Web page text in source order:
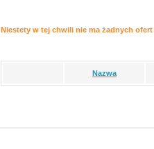
Niestety w tej chwili nie ma żadnych
Nazwa